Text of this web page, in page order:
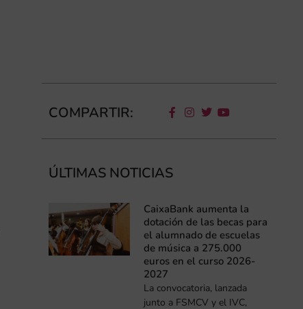
COMPARTIR:
ÚLTIMAS NOTICIAS
CaixaBank aumenta la
dotación de las becas para
el alumnado de escuelas
de música a 275.000
euros en el curso 2026-
2027
La convocatoria, lanzada
junto a FSMCV y el IVC,